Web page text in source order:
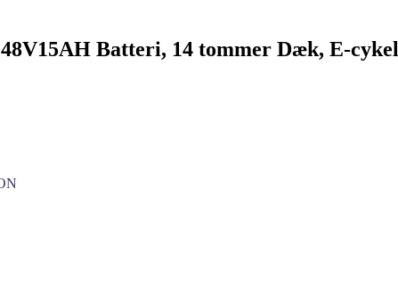
Batteri, 14 tommer Dæk, E-cykel